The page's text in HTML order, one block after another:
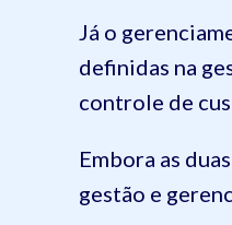
Já o
definidas na
controle de
Embora as
gestão e